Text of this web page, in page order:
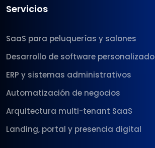
Servicios
SaaS para peluquerías y salones
Desarrollo de software personalizado
ERP y sistemas administrativos
Automatización de negocios
Arquitectura multi-tenant SaaS
Landing, portal y presencia digital